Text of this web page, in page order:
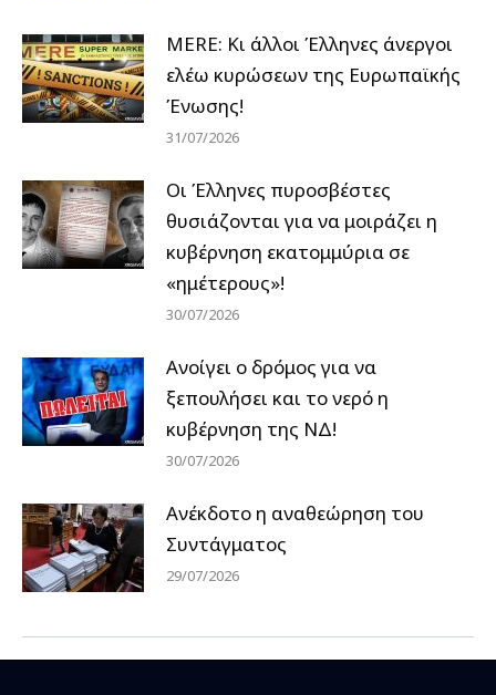
MERE: Κι άλλοι Έλληνες άνεργοι
ελέω κυρώσεων της Ευρωπαϊκής
Ένωσης!
31/07/2026
Οι Έλληνες πυροσβέστες
θυσιάζονται για να μοιράζει η
κυβέρνηση εκατομμύρια σε
«ημέτερους»!
30/07/2026
Ανοίγει ο δρόμος για να
ξεπουλήσει και το νερό η
κυβέρνηση της ΝΔ!
30/07/2026
Ανέκδοτο η αναθεώρηση του
Συντάγματος
29/07/2026